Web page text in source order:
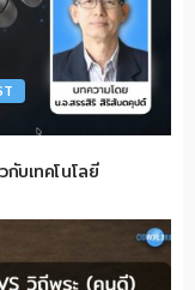
บเทคโนโลยี